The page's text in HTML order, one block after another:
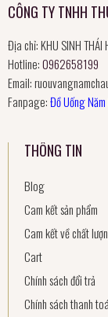
CÔNG TY TNHH
Địa chỉ: KHU SINH THÁI
Hotline:0962658199
Email:
Fanpage:Đồ Uống Năm
THÔNG TIN
Blog
Cam kết sản phẩm
Cam kết về chất
Cart
Chính sách đổi trả
Chính sách thanh